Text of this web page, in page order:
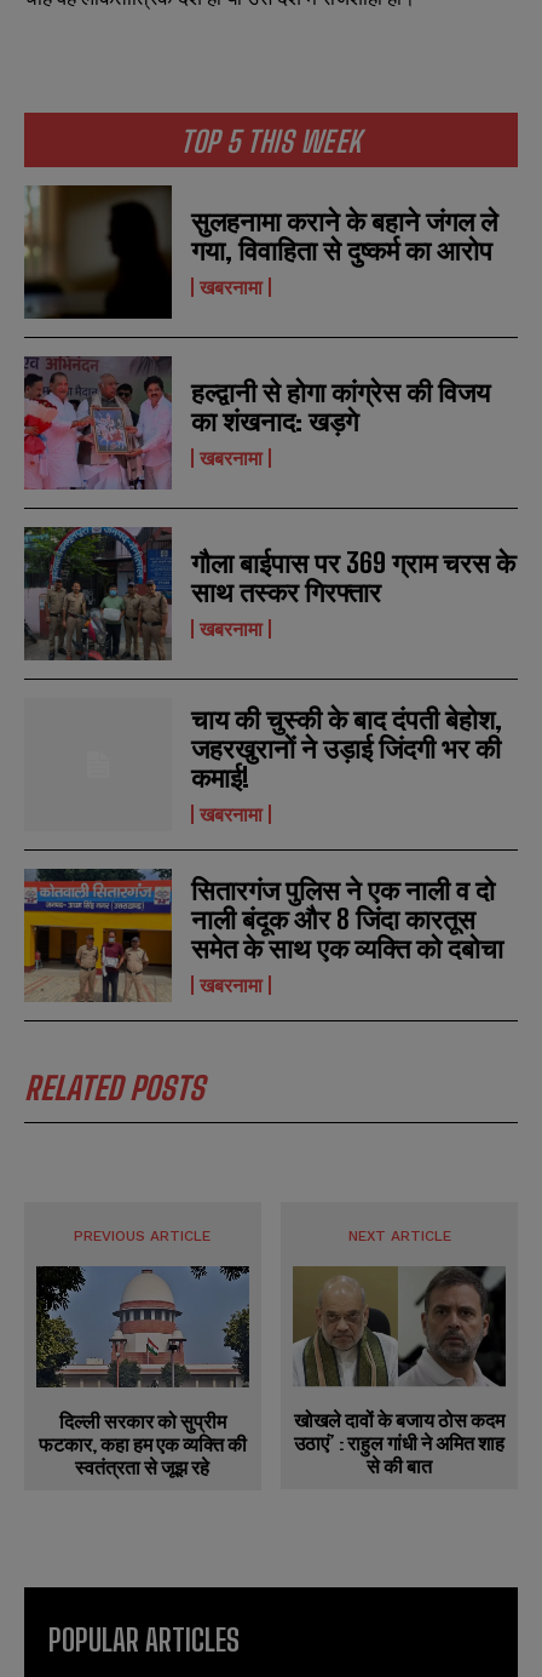
N
*
E
m
l
*
u
b
r
s
SUBMIT
N
*
E
m
l
*
u
b
r
s
SUBMIT
TOP 5 THIS WEEK
सुलहनामा कराने के बहाने जंगल ले
गया, विवाहिता से दुष्कर्म का आरोप
खबरनामा
हल्द्वानी से होगा कांग्रेस की विजय
का शंखनाद: खड़गे
खबरनामा
गौला बाईपास पर 369 ग्राम चरस के
साथ तस्कर गिरफ्तार
खबरनामा
चाय की चुस्की के बाद दंपती बेहोश,
जहरखुरानों ने उड़ाई जिंदगी भर की
कमाई!
खबरनामा
सितारगंज पुलिस ने एक नाली व दो
नाली बंदूक और 8 जिंदा कारतूस
समेत के साथ एक व्यक्ति को दबोचा
खबरनामा
RELATED POSTS
PREVIOUS ARTICLE
दिल्ली सरकार को सुप्रीम
फटकार, कहा हम एक व्यक्ति की
स्वतंत्रता से जूझ रहे
NEXT ARTICLE
खोखले दावों के बजाय ठोस कदम
उठाएं’ : राहुल गांधी ने अमित शाह
से की बात
POPULAR ARTICLES